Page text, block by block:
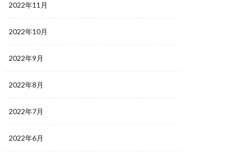
2022年11月
2022年10月
2022年9月
2022年8月
2022年7月
2022年6月